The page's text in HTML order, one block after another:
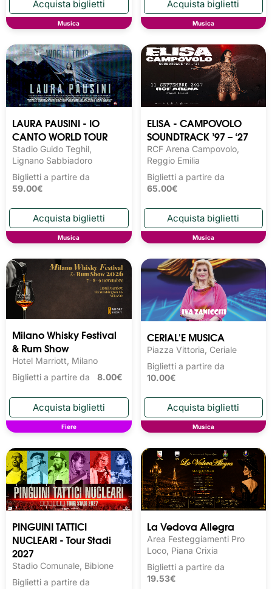
Musica Musica
LAURA PAUSINI - IO
CANTO WORLD TOUR
Stadio Guido Teghil,
Lignano Sabbiadoro
Biglietti a partire da
59.00€
Musica
ELISA - CAMPOVOLO
SOUNDTRACK ’97 – ‘27
RCF Arena Campovolo,
Reggio Emilia
Biglietti a partire da
65.00€
Musica
Milano Whisky Festival
& Rum Show
Hotel Marriott, Milano
Biglietti a partire da 8.00€
Fiere
CERIAL'E MUSICA
Piazza Vittoria, Ceriale
Biglietti a partire da
10.00€
Musica
PINGUINI TATTICI
NUCLEARI - Tour Stadi
2027
Stadio Comunale, Bibione
Biglietti a partire da
La Vedova Allegra
Area Festeggiamenti Pro
Loco, Piana Crixia
Biglietti a partire da
19.53€